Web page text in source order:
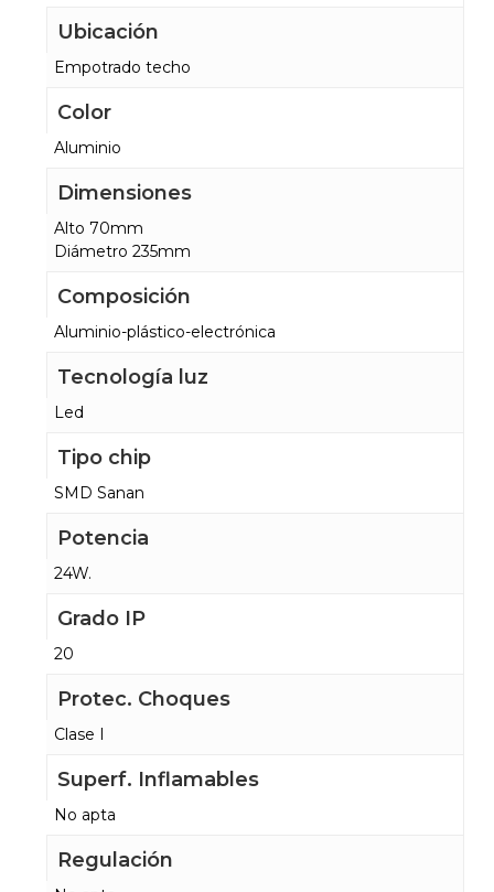
Ubicación
Empotrado techo
Color
Aluminio
Dimensiones
Alto 70mm
Diámetro 235mm
Composición
Aluminio-plástico-electrónica
Tecnología luz
Led
Tipo chip
SMD Sanan
Potencia
24W.
Grado IP
20
Protec. Choques
Clase I
Superf. Inflamables
No apta
Regulación